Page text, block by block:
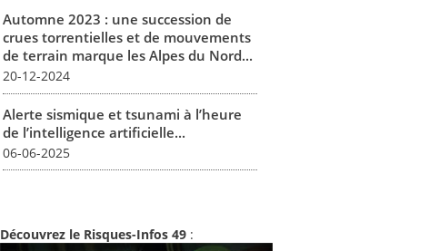
Automne 2023 : une succession de
crues torrentielles et de mouvements
de terrain marque les Alpes du Nord...
20-12-2024
Alerte sismique et tsunami à l’heure
de l’intelligence artificielle...
06-06-2025
Découvrez le Risques-Infos 49 :